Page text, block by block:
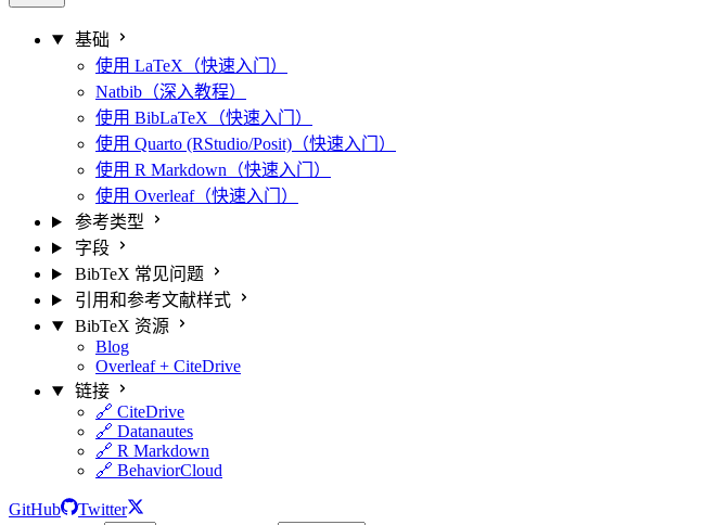
基础
使用 LaTeX（快速入门）
Natbib（深入教程）
使用 BibLaTeX（快速入门）
使用 Quarto (RStudio/Posit)（快速入门）
使用 R Markdown（快速入门）
使用 Overleaf（快速入门）
参考类型
字段
BibTeX 常见问题
引用和参考文献样式
BibTeX 资源
Blog
Overleaf + CiteDrive
链接
🔗 CiteDrive
🔗 Datanautes
🔗 R Markdown
🔗 BehaviorCloud
GitHub Twitter